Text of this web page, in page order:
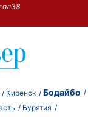
Киренск Бодайбо
Бурятия